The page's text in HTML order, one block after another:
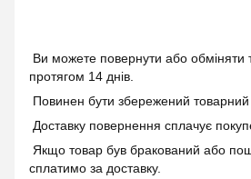
Ви можете повернути або обміняти
протягом 14 днів.
Повинен бути збережений
Доставку повернення сплачує
Якщо товар був бракований або
сплатимо за доставку.